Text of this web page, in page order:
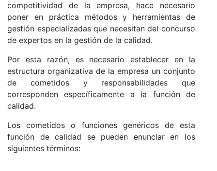
competitividad de la empresa, hace necesario
poner en práctica métodos y herramientas de
gestión especializadas que necesitan del concurso
de expertos en la gestión de la calidad.
Por esta razón, es necesario establecer en la
estructura organizativa de la empresa un conjunto
de cometidos y responsabilidades que
corresponden específicamente a la función de
calidad.
Los cometidos o funciones genéricos de esta
función de calidad se pueden enunciar en los
siguientes términos: